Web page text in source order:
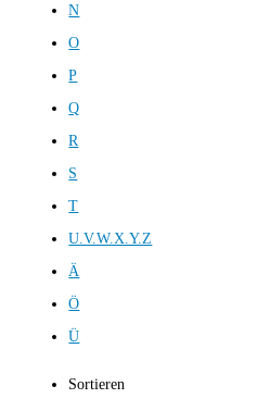
N
O
P
Q
R
S
T
U.V.W.X.Y.Z
Ä
Ö
Ü
Sortieren